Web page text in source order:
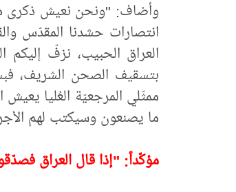
وأضاف: "ونحن نعيش ذكرى
انتصارات حشدنا المقدّس
العراق الحبيب، نزفّ
بتسقيف الصحن الشريف،
ممثّلي المرجعيّة العُليا يعيش
ما يصنعون وسيكتب لهم
مؤكّداً: "إذا قال العراق